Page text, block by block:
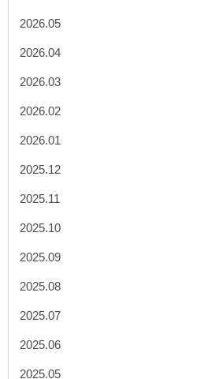
2026.05
2026.04
2026.03
2026.02
2026.01
2025.12
2025.11
2025.10
2025.09
2025.08
2025.07
2025.06
2025.05